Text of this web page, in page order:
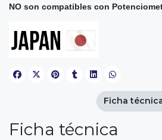
NO son compatibles con
Ficha técnica
Ficha